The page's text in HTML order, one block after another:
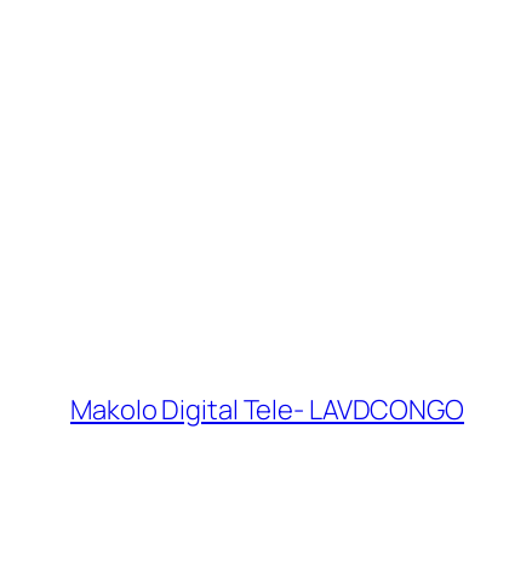
Makolo Digital Tele- LAVDCONGO